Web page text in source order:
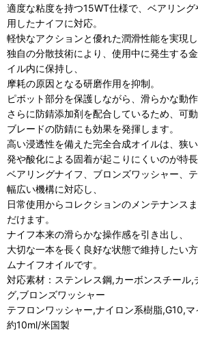
適度な粘度を持つ15WT仕様で、ベアリン
用したナイフに対応。
軽快なアクションと優れた潤滑性能を実現し
独自の分散技術により、使用中に発生する
イル内に保持し、
摩耗の原因となる研磨作用を抑制。
ピボット部分を保護しながら、滑らかな動作
さらに防錆添加剤を配合しているため、可
ブレードの防錆にも効果を発揮します。
高い浸透性を備えた完全合成オイルは、狭
発や酸化による固着が起こりにくいのが特長
ベアリングナイフ、ブロンズワッシャー、
幅広い機構に対応し、
日常使用からコレクションのメンテナンス
だけます。
ナイフ本来の滑らかな操作感を引き出し、
大切な一本を長く良好な状態で維持したい
ムナイフオイルです。
対応素材：ステンレス鋼,カーボンスチール,
グ,ブロンズワッシャー
テフロンワッシャー,ナイロン系樹脂,G10,マ
約10ml/米国製